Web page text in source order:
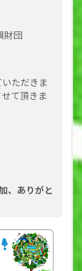
財団
ただきま
て頂きま
、ありがと